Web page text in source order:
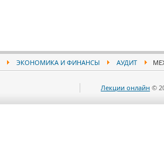
ЭКОНОМИКА И ФИНАНСЫ АУДИТ
Лекции онлайн ©